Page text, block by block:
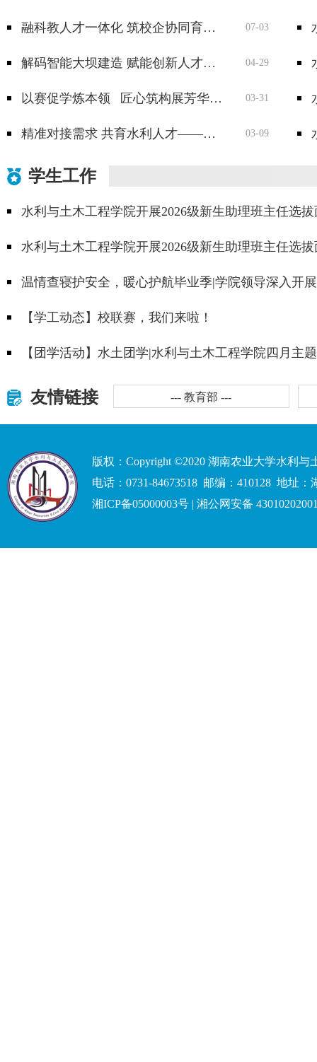
融科教人才一体化 筑校企协同育人路—— 水利土木学院联动行业龙头赋能工程管理专业高质量发展 07-03
解码智能大坝建造 赋能创新人才培养 04-29
以赛促学炼本领 匠心筑构展芳华 ——湖南农业大学第十三届大学生结构设计竞赛圆满落幕 03-31
精准对接需求 共育水利人才——欧阳海灌区管理局与湖南农业大学水利与土木工程学院达成多项合作共识 03-09
学生工作
水利与土木工程学院开展2026级新生助理班主任选
水利与土木工程学院开展2026级新生助理班主任选
温情查寝护安全，暖心护航毕业季|学院领导深入开
【学工动态】校联赛，我们来啦！
【团学活动】水土团学|水利与土木工程学院四月主
友情链接 --- 教育部 ---
版权：Copyright ©2020 湖南农业大学水利与
电话：0731-84673518 邮编：410128 地址
湘ICP备05000003号 | 湘公网安备